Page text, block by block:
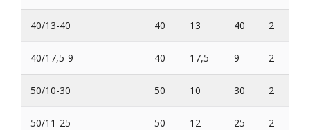
40/13-40 40 13 40 2
40/17,5-9 40 17,5 9 2
50/10-30 50 10 30 2
50/11-25 50 12 25 2